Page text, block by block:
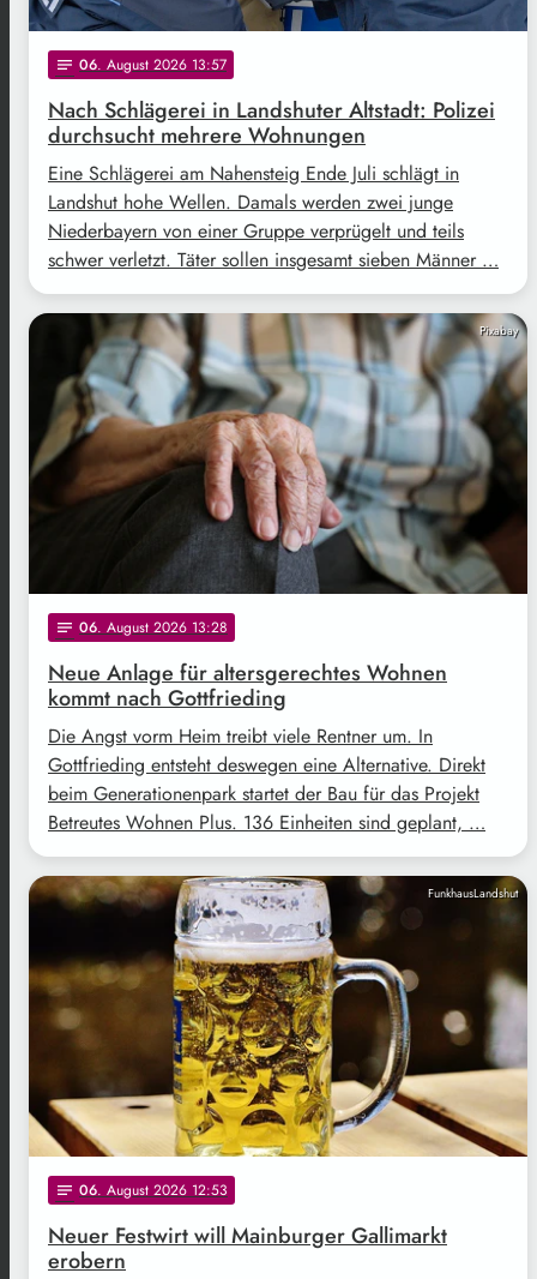
notes 06. August 2026 13:57
Nach Schlägerei in Landshuter Altstadt: Polizei
durchsucht mehrere Wohnungen
Eine Schlägerei am Nahensteig Ende Juli schlägt in
Landshut hohe Wellen. Damals werden zwei junge
Niederbayern von einer Gruppe verprügelt und teils
schwer verletzt. Täter sollen insgesamt sieben Männer …
Pixabay
notes 06. August 2026 13:28
Neue Anlage für altersgerechtes Wohnen
kommt nach Gottfrieding
Die Angst vorm Heim treibt viele Rentner um. In
Gottfrieding entsteht deswegen eine Alternative. Direkt
beim Generationenpark startet der Bau für das Projekt
Betreutes Wohnen Plus. 136 Einheiten sind geplant, …
FunkhausLandshut
notes 06. August 2026 12:53
Neuer Festwirt will Mainburger Gallimarkt
erobern